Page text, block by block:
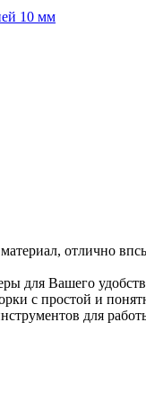
10 мм
отлично
для Вашего
с простой и
для